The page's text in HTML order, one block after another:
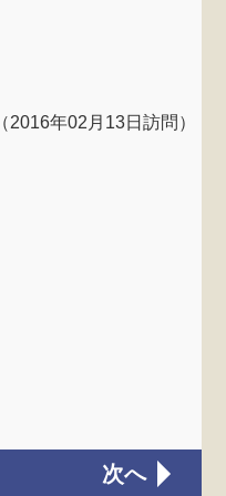
（2016年02月13日訪問）
次へ